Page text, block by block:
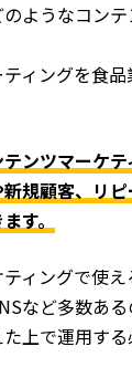
のようなコン
ティングを食
ンツマーケ
規顧客、リ
す。
ィングで使
など多数ある
上で運用する